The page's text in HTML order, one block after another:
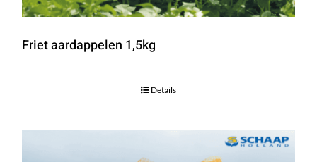
Friet aardappelen 1,5kg
Details